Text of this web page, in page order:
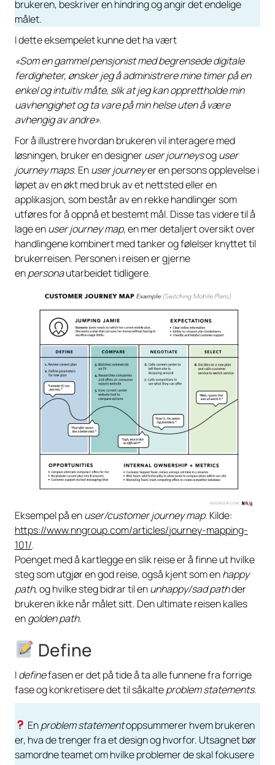
brukeren, beskriver en hindring og angir det endelige
målet.
I dette eksempelet kunne det ha vært
«Som en gammel pensjonist med begrensede digitale
ferdigheter, ønsker jeg å administrere mine timer på en
enkel og intuitiv måte, slik at jeg kan opprettholde min
uavhengighet og ta vare på min helse uten å være
avhengig av andre».
For å illustrere hvordan brukeren vil interagere med
løsningen, bruker en designeruser journeysoguser
journey maps. Enuser journeyer en persons opplevelse i
løpet av en økt med bruk av et nettsted eller en
applikasjon, som består av en rekke handlinger som
utføres for å oppnå et bestemt mål. Disse tas videre til å
lage enuser journey map,en mer detaljert oversikt over
handlingene kombinert med tanker og følelser knyttet til
brukerreisen. Personen i reisen er gjerne
enpersonautarbeidet tidligere.
Eksempel på enuser/customer journey map. Kilde:
https://www.nngroup.com/articles/journey-mapping-
101/.
Poenget med å kartlegge en slik reise er å finne ut hvilke
steg som utgjør en god reise, også kjent som enhappy
path, og hvilke steg bidrar til enunhappy/sad pathder
brukeren ikke når målet sitt. Den ultimate reisen kalles
engolden path.
Define
Idefinefasen er det på tide å ta alle funnene fra forrige
fase og konkretisere det til såkalteproblem statements.
Enproblem statementoppsummerer hvem brukeren
er, hva de trenger fra et design og hvorfor. Utsagnet bør
samordne teamet om hvilke problemer de skal fokusere